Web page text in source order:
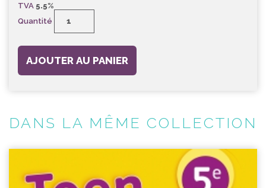
TVA 5.5%
Quantité
AJOUTER AU PANIER
DANS LA MÊME COLLECTION